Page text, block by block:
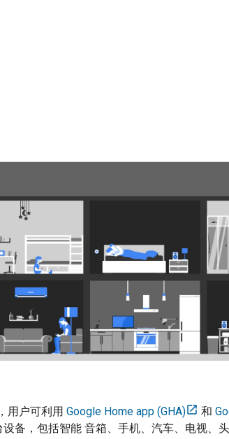
用户可利用 Google Home app (GHA) 和
设备，包括智能 音箱、手机、汽车、电视、